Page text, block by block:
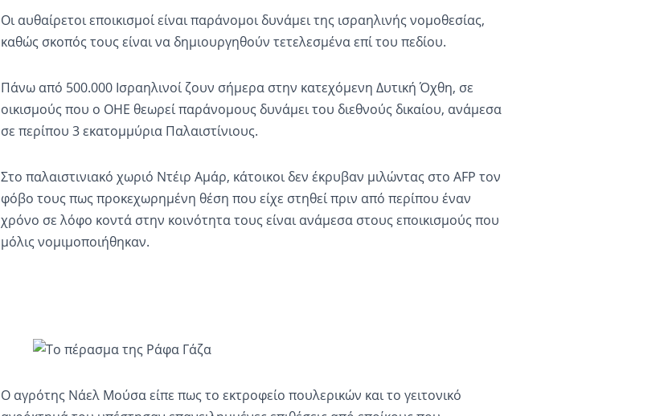
Οι αυθαίρετοι εποικισμοί είναι παράνομοι δυνάμει της ισραηλινής νομοθεσίας,
καθώς σκοπός τους είναι να δημιουργηθούν τετελεσμένα επί του πεδίου.
Πάνω από 500.000 Ισραηλινοί ζουν σήμερα στην κατεχόμενη Δυτική Όχθη, σε
οικισμούς που ο ΟΗΕ θεωρεί παράνομους δυνάμει του διεθνούς δικαίου, ανάμεσα
σε περίπου 3 εκατομμύρια Παλαιστίνιους.
Στο παλαιστινιακό χωριό Ντέιρ Αμάρ, κάτοικοι δεν έκρυβαν μιλώντας στο AFP τον
φόβο τους πως προκεχωρημένη θέση που είχε στηθεί πριν από περίπου έναν
χρόνο σε λόφο κοντά στην κοινότητα τους είναι ανάμεσα στους εποικισμούς που
μόλις νομιμοποιήθηκαν.
Ο αγρότης Νάελ Μούσα είπε πως το εκτροφείο πουλερικών και το γειτονικό